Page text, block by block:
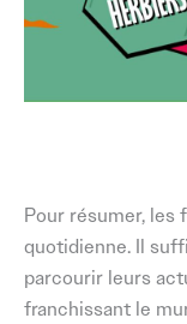
Pour résumer, les
quotidienne. Il
parcourir leurs
franchissant le